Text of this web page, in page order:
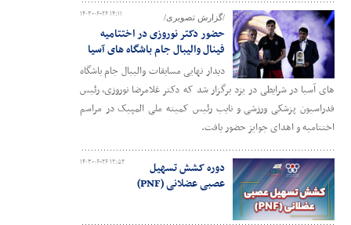
۱۴۰۳-۰۶-۲۶ ۱۴:۱۱ /گزارش تصویری/
حضور دکتر نوروزی در اختتامیه
فینال والیبال جام باشگاه های آسیا
دیدار نهایی مسابقات والیبال جام باشگاه
های آسیا در شرایطی در یزد برگزار شد که دکتر غلامرضا نوروزی، رئیس
فدراسیون پزشکی ورزشی و نایب رئیس کمیته ملی المپیک در مراسم
اختتامیه و اهدای جوایز حضور یافت.
۱۴۰۳-۰۶-۲۶ ۱۲:۵۲
دوره کشش تسهیل
عصبی عضلانی (PNF)